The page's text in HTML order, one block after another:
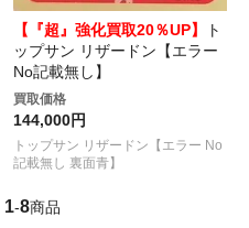
【『超』強化買取20％UP】
ト
ップサン リザードン【エラー
No記載無し】
買取価格
144,000円
トップサン リザードン【エラー No
記載無し 裏面青】
1-8商品